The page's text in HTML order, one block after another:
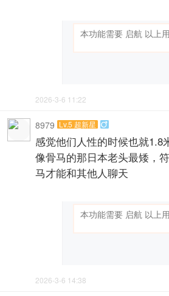
2026-3-6 11:22
8979 Lv.5 超新星 
感觉他们人性的时候也就1.8
像骨马的那日本老头最矮，
马才能和其他人聊天
2026-3-6 14:38